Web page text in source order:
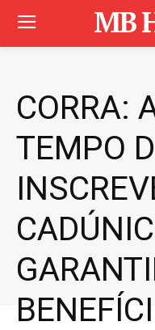
MB
CORRA:
TEMPO